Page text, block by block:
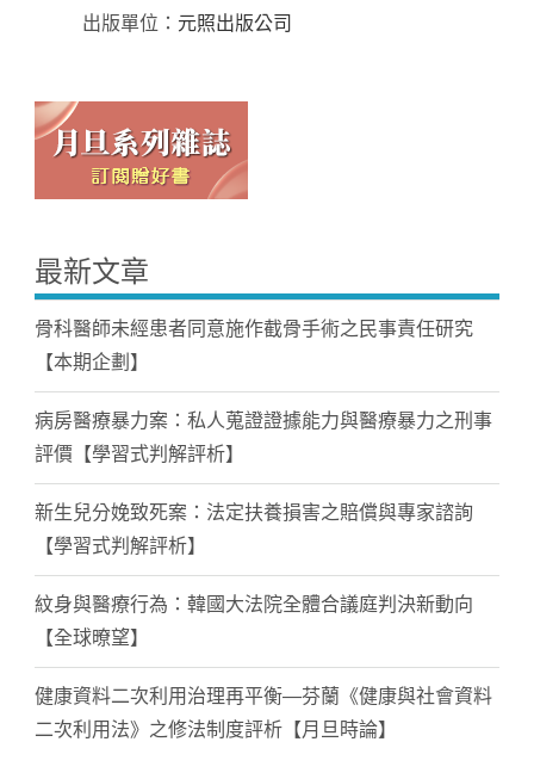
出版單位： 元照出版公司
最新文章
骨科醫師未經患者同意施作截骨手術之民事責任研究
【本期企劃】
病房醫療暴力案：私人蒐證證據能力與醫療暴力之刑事
評價【學習式判解評析】
新生兒分娩致死案：法定扶養損害之賠償與專家諮詢
【學習式判解評析】
紋身與醫療行為：韓國大法院全體合議庭判決新動向
【全球暸望】
健康資料二次利用治理再平衡—芬蘭《健康與社會資料
二次利用法》之修法制度評析【月旦時論】